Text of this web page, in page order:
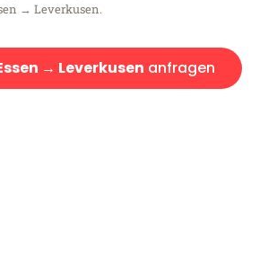
→ Leverkusen.
→ Leverkusen anfragen